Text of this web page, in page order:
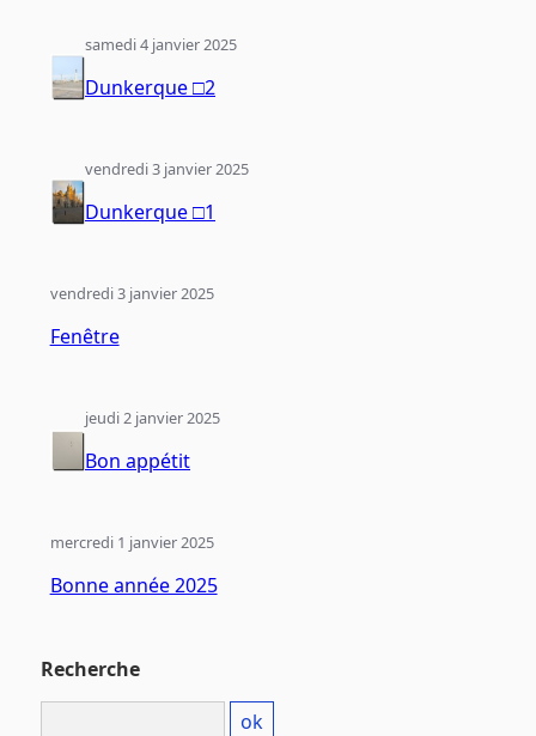
Dunkerque □2
samedi 4 janvier 2025
Dunkerque □1
vendredi 3 janvier 2025
Fenêtre
vendredi 3 janvier 2025
Bon appétit
jeudi 2 janvier 2025
Bonne année 2025
mercredi 1 janvier 2025
Recherche